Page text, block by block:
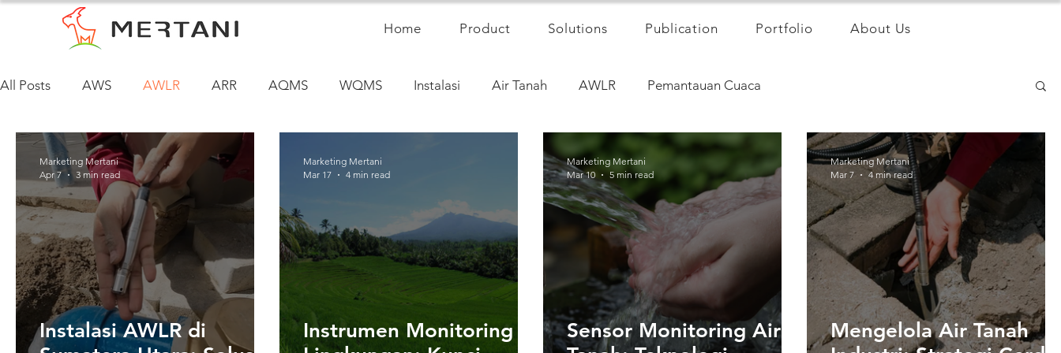
Home Product Solutions Publication Portfolio About Us
All Posts AWS AWLR ARR AQMS WQMS Instalasi Air Tanah AWLR Pemantauan Cuaca
Instalasi AWLR di
Marketing Mertani
Apr 7
3 min read
Instrumen Monitoring
Marketing Mertani
Mar 17
4 min read
Sensor Monitoring Air
Marketing Mertani
Mar 10
5 min read
Mengelola Air Tanah
Marketing Mertani
Mar 7
4 min read